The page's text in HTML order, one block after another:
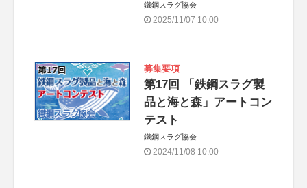
鐵鋼スラグ協会
2025/11/07 10:00
募集要項
第17回 「鉄鋼スラグ製
品と海と森」アートコン
テスト
鐵鋼スラグ協会
2024/11/08 10:00